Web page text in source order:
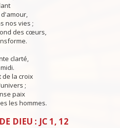
nos vies ;
des cœurs,
clarté,
de la croix
;
paix
les hommes.
DIEU : JC 1, 12